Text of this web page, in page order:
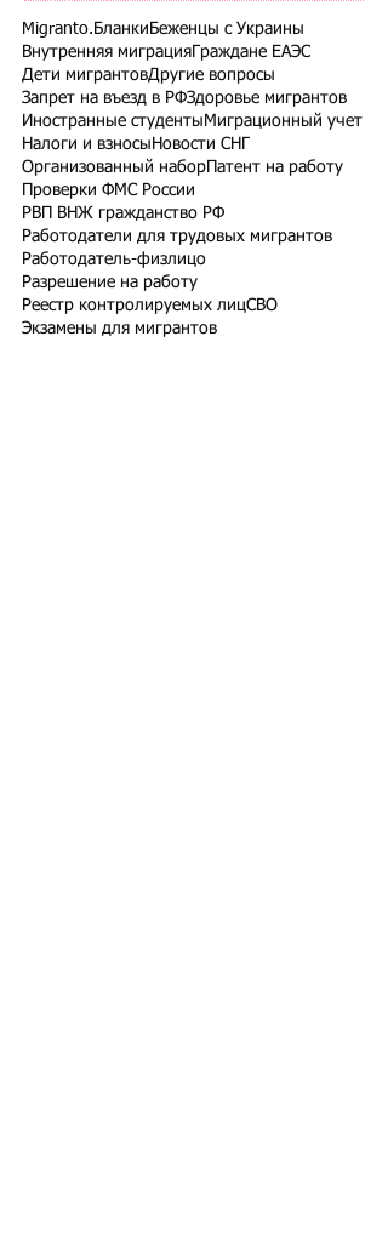
Migranto.Бланки Беженцы с Украины
Внутренняя миграция Граждане ЕАЭС
Дети мигрантовДругие вопросы
Запрет на въезд в РФЗдоровье мигрантов
Иностранные студенты Миграционный учет
Налоги и взносы Новости СНГ
Организованный набор Патент на работу
Проверки ФМС России
РВП ВНЖ гражданство РФ
Работодатели для трудовых мигрантов
Работодатель-физлицо
Разрешение на работу
Реестр контролируемых лицСВО
Экзамены для мигрантов